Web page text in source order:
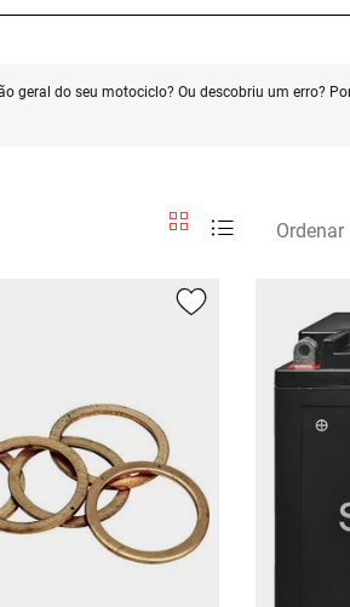
geral do seu motociclo? Ou descobriu um erro?
Ordenar